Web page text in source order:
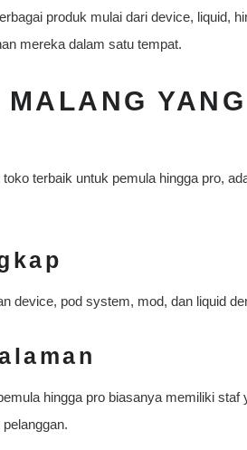
produk mulai dari device, liquid,
mereka dalam satu tempat.
YANG
terbaik untuk pemula hingga pro,
device, pod system, mod, dan liquid
hingga pro biasanya memiliki staf